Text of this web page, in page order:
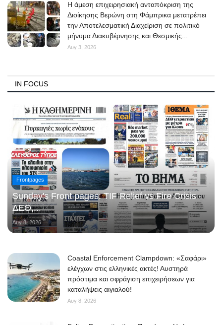
Η άμεση επιχειρησιακή ανταπόκριση της
Διοίκησης Βερώνη στη Φάμπρικα μετατρέπει
την Αποτελεσματική Διαχείριση σε πολιτικό
μήνυμα Διακυβέρνησης και Θεσμικής...
Αυγ 3, 2026
IN FOCUS
Frontpages
Sunday's Front pages: TIF Relief vs Fire Crisis -
ΔΕΘ,...
Αυγ 8, 2026
Coastal Enforcement Clampdown: «Σαφάρι»
ελέγχων στις ελληνικές ακτές! Αυστηρά
πρόστιμα και σφράγιση επιχειρήσεων για
καταλήψεις αιγιαλού!
Αυγ 8, 2026